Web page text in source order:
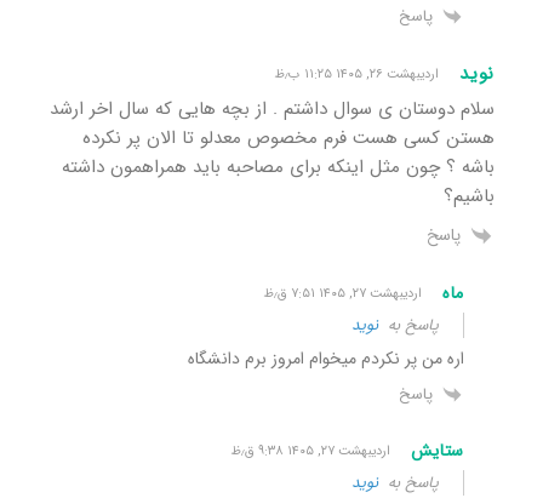
پاسخ
نوید اردیبهشت ۲۶, ۱۴۰۵ ۱۱:۲۵ ب٫ظ
سلام دوستان ی سوال داشتم . از بچه هایی که سال اخر ارشد
هستن کسی هست فرم مخصوص معدلو تا الان پر نکرده
باشه ؟ چون مثل اینکه برای مصاحبه باید همراهمون داشته
باشیم؟
پاسخ
ماه اردیبهشت ۲۷, ۱۴۰۵ ۷:۵۱ ق٫ظ
پاسخ بهنوید
اره من پر نکردم میخوام امروز برم دانشگاه
پاسخ
ستایش اردیبهشت ۲۷, ۱۴۰۵ ۹:۳۸ ق٫ظ
پاسخ بهنوید